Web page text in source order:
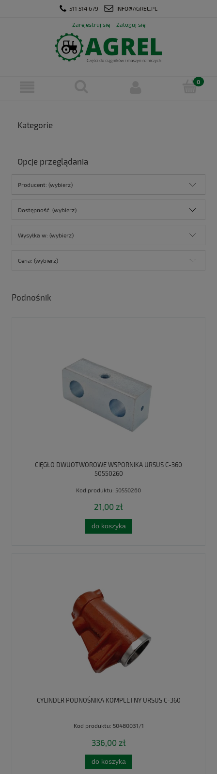
511 514 679 INFO@AGREL.PL
Zarejestruj się Zaloguj się
Kategorie
Opcje przeglądania
Producent: (wybierz)
Dostępność: (wybierz)
Wysyłka w: (wybierz)
Cena: (wybierz)
Podnośnik
CIĘGŁO DWUOTWOROWE WSPORNIKA URSUS C-360
50550260
Kod produktu: 50550260
21,00 zł
do koszyka
CYLINDER PODNOŚNIKA KOMPLETNY URSUS C-360
Kod produktu: 50480031/1
336,00 zł
do koszyka